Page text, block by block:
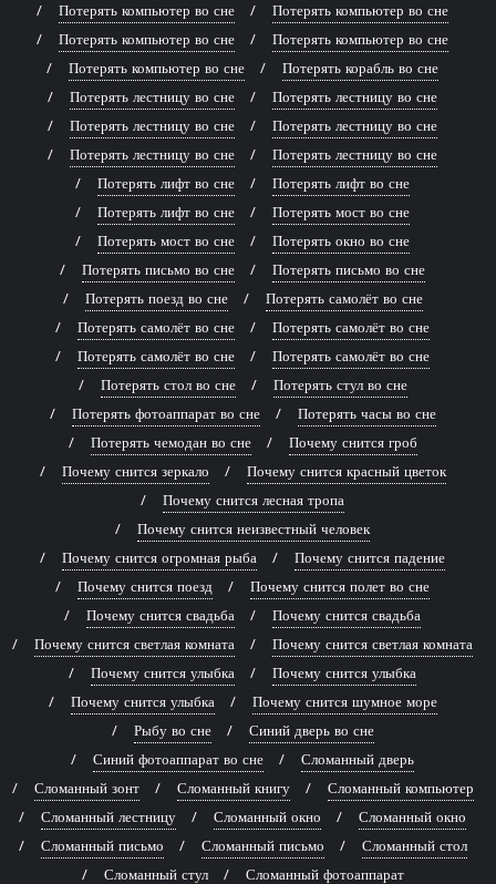
Потерять компьютер во сне
Потерять компьютер во сне
Потерять компьютер во сне
Потерять компьютер во сне
Потерять компьютер во сне
Потерять корабль во сне
Потерять лестницу во сне
Потерять лестницу во сне
Потерять лестницу во сне
Потерять лестницу во сне
Потерять лестницу во сне
Потерять лестницу во сне
Потерять лифт во сне
Потерять лифт во сне
Потерять лифт во сне
Потерять мост во сне
Потерять мост во сне
Потерять окно во сне
Потерять письмо во сне
Потерять письмо во сне
Потерять поезд во сне
Потерять самолёт во сне
Потерять самолёт во сне
Потерять самолёт во сне
Потерять самолёт во сне
Потерять самолёт во сне
Потерять стол во сне
Потерять стул во сне
Потерять фотоаппарат во сне
Потерять часы во сне
Потерять чемодан во сне
Почему снится гроб
Почему снится зеркало
Почему снится красный цветок
Почему снится лесная тропа
Почему снится неизвестный человек
Почему снится огромная рыба
Почему снится падение
Почему снится поезд
Почему снится полет во сне
Почему снится свадьба
Почему снится свадьба
Почему снится светлая комната
Почему снится светлая комната
Почему снится улыбка
Почему снится улыбка
Почему снится улыбка
Почему снится шумное море
Рыбу во сне
Синий дверь во сне
Синий фотоаппарат во сне
Сломанный дверь
Сломанный зонт
Сломанный книгу
Сломанный компьютер
Сломанный лестницу
Сломанный окно
Сломанный окно
Сломанный письмо
Сломанный письмо
Сломанный стол
Сломанный стул
Сломанный фотоаппарат